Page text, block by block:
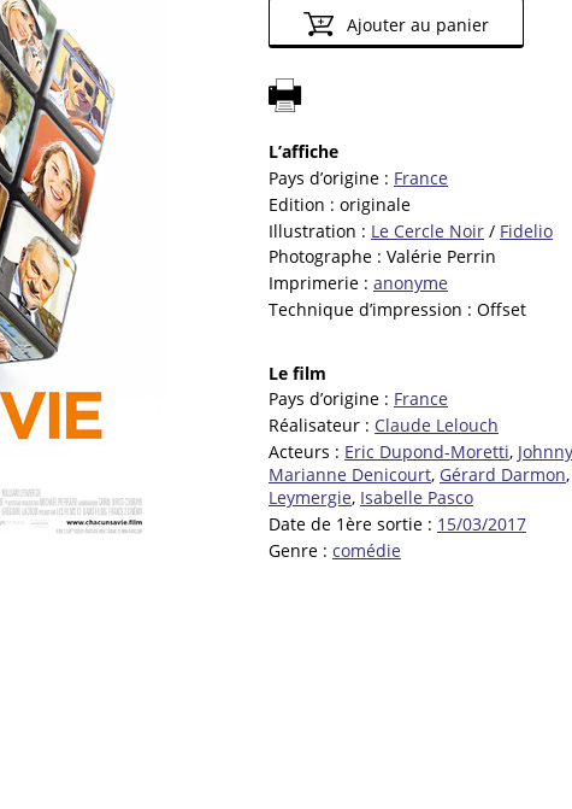
Ajouter au panier
L’affiche
Pays d’origine : France
Edition : originale
Illustration : Le Cercle Noir / Fidelio
Photographe : Valérie Perrin
Imprimerie : anonyme
Technique d’impression : Offset
Le film
Pays d’origine : France
Réalisateur : Claude Lelouch
Acteurs : Eric Dupond-Moretti,
Marianne Denicourt, Gérard Darmon,
Leymergie, Isabelle Pasco
Date de 1ère sortie : 15/03/2017
Genre : comédie